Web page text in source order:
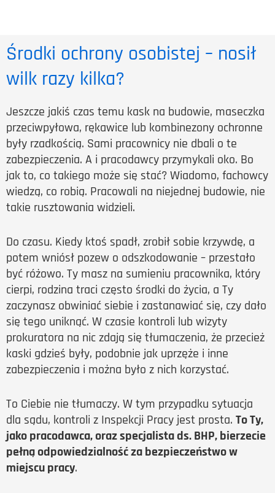
Środki ochrony osobistej – nosił
wilk razy kilka?
Jeszcze jakiś czas temu kask na budowie, maseczka
przeciwpyłowa, rękawice lub kombinezony ochronne
były rzadkością. Sami pracownicy nie dbali o te
zabezpieczenia. A i pracodawcy przymykali oko. Bo
jak to, co takiego może się stać? Wiadomo, fachowcy
wiedzą, co robią. Pracowali na niejednej budowie, nie
takie rusztowania widzieli.
Do czasu. Kiedy ktoś spadł, zrobił sobie krzywdę, a
potem wniósł pozew o odszkodowanie – przestało
być różowo. Ty masz na sumieniu pracownika, który
cierpi, rodzina traci często środki do życia, a Ty
zaczynasz obwiniać siebie i zastanawiać się, czy dało
się tego uniknąć. W czasie kontroli lub wizyty
prokuratora na nic zdają się tłumaczenia, że przecież
kaski gdzieś były, podobnie jak uprzęże i inne
zabezpieczenia i można było z nich korzystać.
To Ciebie nie tłumaczy. W tym przypadku sytuacja
dla sądu, kontroli z Inspekcji Pracy jest prosta. To Ty,
jako pracodawca, oraz specjalista ds. BHP, bierzecie
pełną odpowiedzialność za bezpieczeństwo w
miejscu pracy.